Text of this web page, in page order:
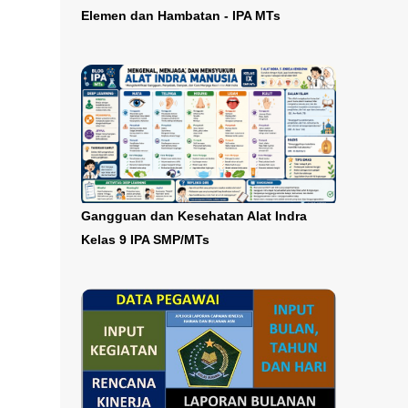
Elemen dan Hambatan - IPA MTs
Gangguan dan Kesehatan Alat Indra
Kelas 9 IPA SMP/MTs